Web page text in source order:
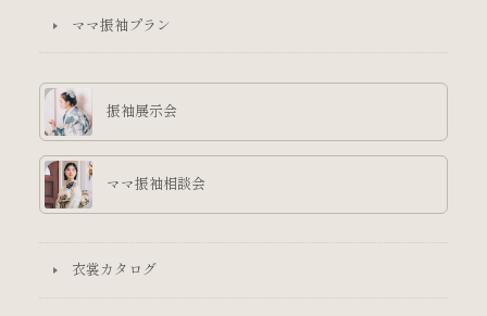
ママ振袖プラン
振袖展示会
ママ振袖相談会
衣裳カタログ